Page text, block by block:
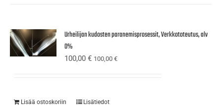
Urheilijan kudosten paranemisprosessit, Verkkototeutus, alv
0%
100,00€ 100,00€
Lisää ostoskoriin Lisätiedot